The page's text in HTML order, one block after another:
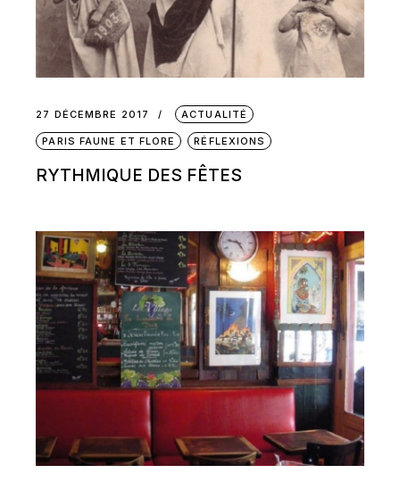
27 DÉCEMBRE 2017 ACTUALITÉ
PARIS FAUNE ET FLORE RÉFLEXIONS
RYTHMIQUE DES FÊTES